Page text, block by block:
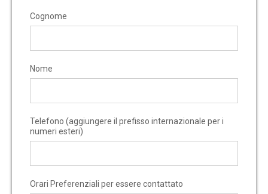
Cognome
Nome
Telefono (aggiungere il prefisso internazionale per i
numeri esteri)
Orari Preferenziali per essere contattato